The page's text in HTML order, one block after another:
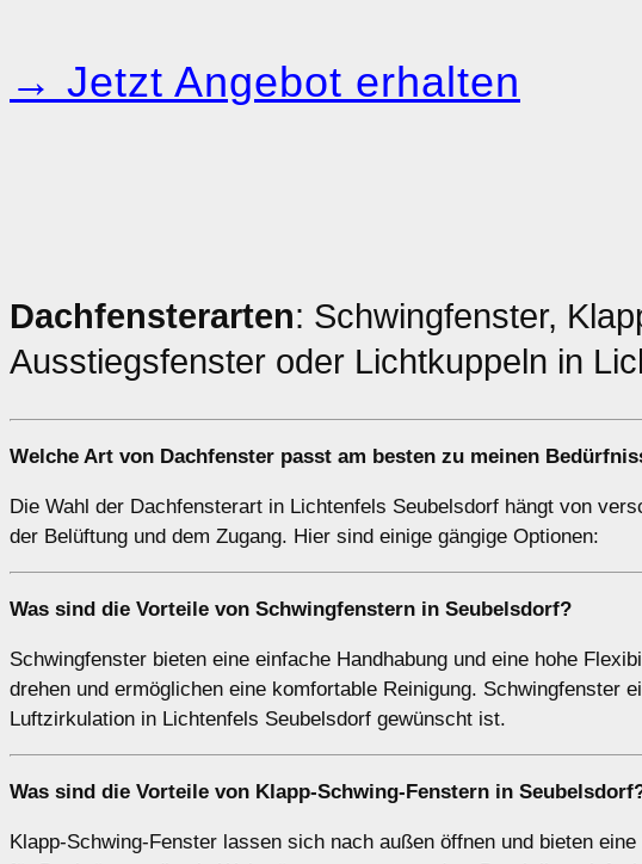
→ Jetzt Angebot erhalten
Dachfensterarten: Schwingfenster,
Ausstiegsfenster oder Lichtkuppeln in
Welche Art von Dachfenster passt am besten zu meinen
Die Wahl der Dachfensterart in Lichtenfels Seubelsdorf hängt von
der Belüftung und dem Zugang. Hier sind einige gängige Optionen:
Was sind die Vorteile von Schwingfenstern in Seubelsdorf?
Schwingfenster bieten eine einfache Handhabung und eine hohe
drehen und ermöglichen eine komfortable Reinigung. Schwingfenster
Luftzirkulation in Lichtenfels Seubelsdorf gewünscht ist.
Was sind die Vorteile von Klapp-Schwing-Fenstern in
Klapp-Schwing-Fenster lassen sich nach außen öffnen und bieten